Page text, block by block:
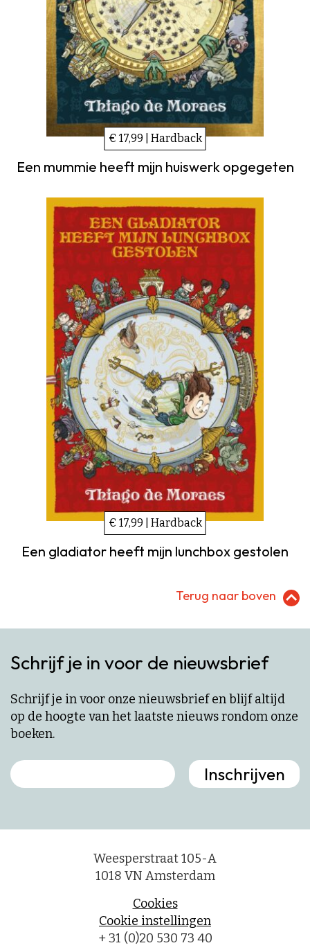
€ 17,99 | Hardback
Een mummie heeft mijn huiswerk opgegeten
€ 17,99 | Hardback
Een gladiator heeft mijn lunchbox gestolen
Terug naar boven
Schrijf je in voor de nieuwsbrief
Schrijf je in voor onze nieuwsbrief en blijf altijd
op de hoogte van het laatste nieuws rondom onze
boeken.
Weesperstraat 105-A
1018 VN Amsterdam
Cookies
Cookie instellingen
+ 31 (0)20 530 73 40